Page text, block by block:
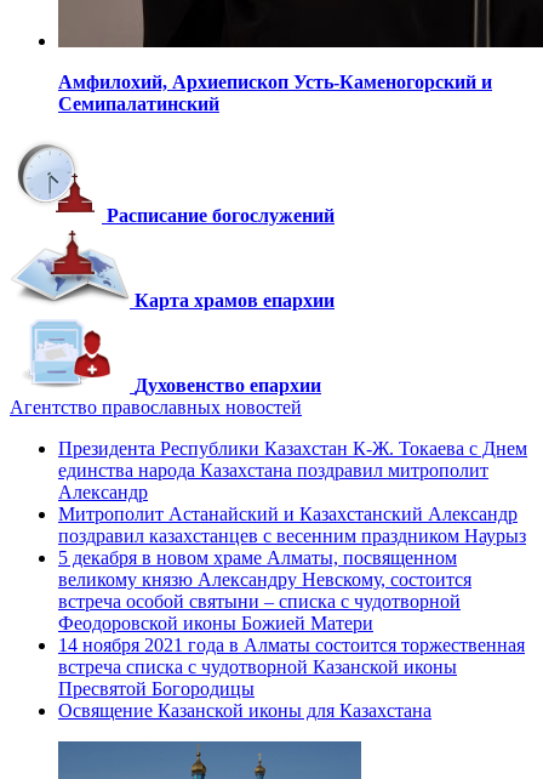
Амфилохий, Архиепископ Усть-Каменогорский и
Семипалатинский
Расписание богослужений
Карта храмов епархии
Духовенство епархии
Агентство православных новостей
Президента Республики Казахстан К-Ж. Токаева с Днем
единства народа Казахстана поздравил митрополит
Александр
Митрополит Астанайский и Казахстанский Александр
поздравил казахстанцев с весенним праздником Наурыз
5 декабря в новом храме Алматы, посвященном
великому князю Александру Невскому, состоится
встреча особой святыни – списка с чудотворной
Феодоровской иконы Божией Матери
14 ноября 2021 года в Алматы состоится торжественная
встреча списка с чудотворной Казанской иконы
Пресвятой Богородицы
Освящение Казанской иконы для Казахстана